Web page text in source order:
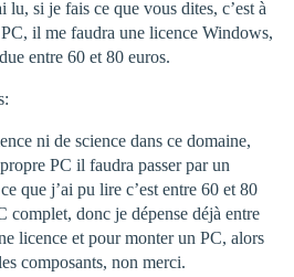
lu, si je fais ce que vous dites, c’est à
il me faudra une licence Windows,
entre 60 et 80 euros.
ni de science dans ce domaine,
PC il faudra passer par un
que j’ai pu lire c’est entre 60 et 80
complet, donc je dépense déjà entre
licence et pour monter un PC, alors
composants, non merci.